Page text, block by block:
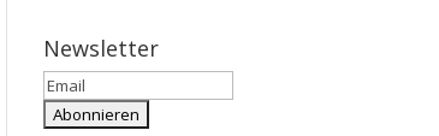
Newsletter